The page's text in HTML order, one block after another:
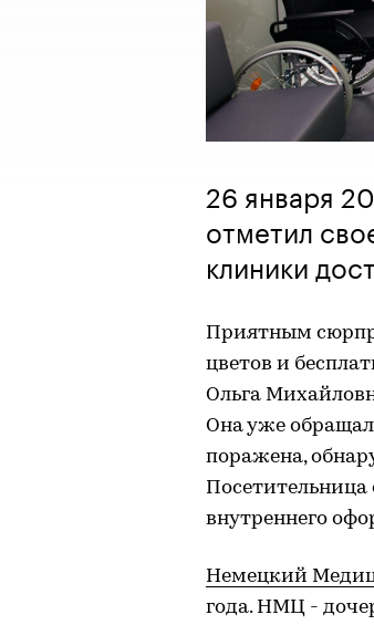
26 января
отметил
клиники
Приятным
цветов и
Ольга
Она уже
поражена,
внутреннего
Немецкий
года. НМЦ -